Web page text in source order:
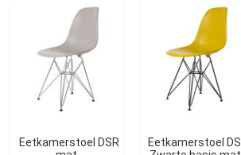
Eetkamerstoel DSR
Eetkamerstoel DSR